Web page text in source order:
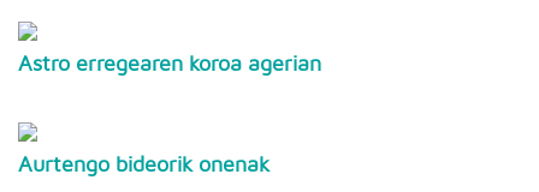
Astro erregearen koroa agerian
Aurtengo bideorik onenak